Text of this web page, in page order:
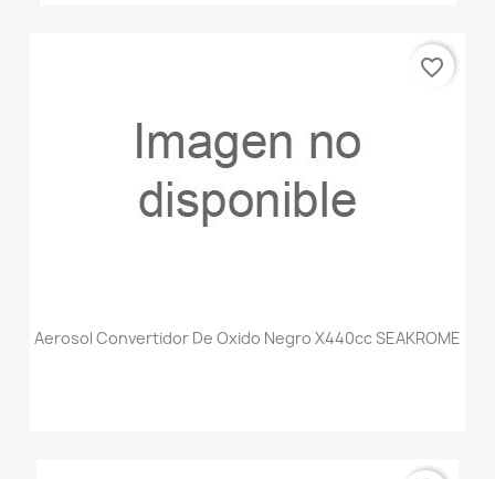
Aerosol Convertidor De Oxido Negro X440cc SEAKROME
favorite_border